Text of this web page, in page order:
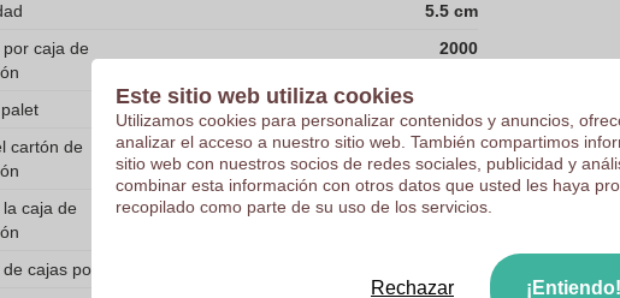
5.5 cm
caja de
2000
cartón de
32
caja de
37.5
cajas por paleta
Este sitio web utiliza cookies
Utilizamos cookies para personalizar contenidos y anuncios,
analizar el acceso a nuestro sitio web. También compartimos
sitio web con nuestros socios de redes sociales, publicidad y
combinar esta información con otros datos que usted les haya
recopilado como parte de su uso de los servicios.
Rechazar ¡Entiendo!